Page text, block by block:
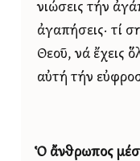
νιώσεις τήν
ἀγαπήσεις· τί
Θεοῦ, νά ἔχεις
αὐτή τήν
Ὁ ἄνθρωπος